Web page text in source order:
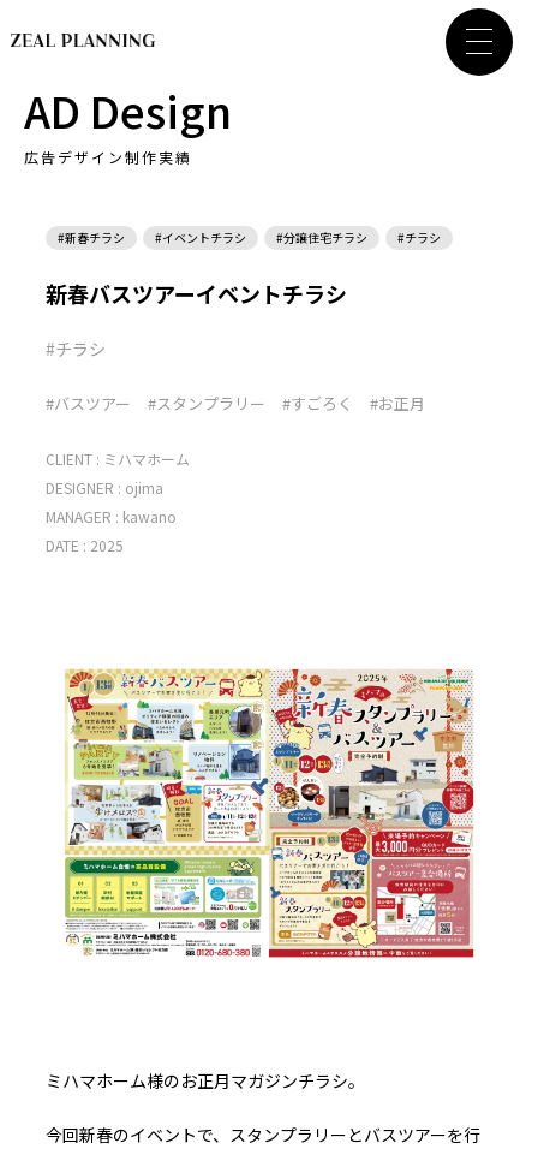
AD Design
広告デザイン制作実績
#新春チラシ #イベントチラシ #分譲住宅チラシ #チラシ
新春バスツアーイベントチラシ
#チラシ
#バスツアー #スタンプラリー #すごろく #お正月
CLIENT : ミハマホーム
DESIGNER : ojima
MANAGER : kawano
DATE : 2025
ミハマホーム様のお正月マガジンチラシ。
今回新春のイベントで、スタンプラリーとバスツアーを行